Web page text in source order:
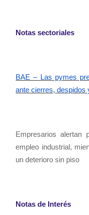
Notas sectoriales
BAE – Las pymes
ante cierres, despidos
Empresarios alertan
empleo industrial,
un deterioro sin piso
Notas de Interés